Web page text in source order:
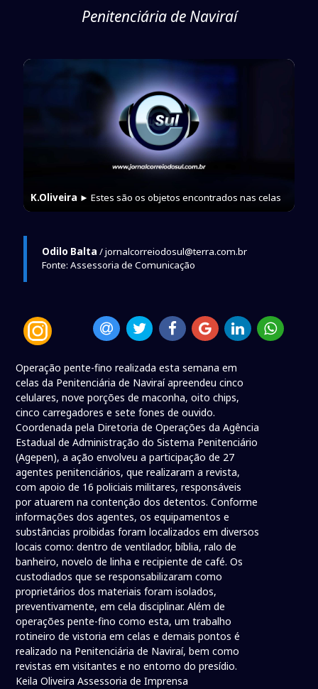
Penitenciária de Naviraí
K.Oliveira ► Estes são os objetos encontrados nas celas
Odilo Balta / jornalcorreiodosul@terra.com.br
Fonte: Assessoria de Comunicação
Operação pente-fino realizada esta semana em
celas da Penitenciária de Naviraí apreendeu cinco
celulares, nove porções de maconha, oito chips,
cinco carregadores e sete fones de ouvido.
Coordenada pela Diretoria de Operações da Agência
Estadual de Administração do Sistema Penitenciário
(Agepen), a ação envolveu a participação de 27
agentes penitenciários, que realizaram a revista,
com apoio de 16 policiais militares, responsáveis
por atuarem na contenção dos detentos. Conforme
informações dos agentes, os equipamentos e
substâncias proibidas foram localizados em diversos
locais como: dentro de ventilador, bíblia, ralo de
banheiro, novelo de linha e recipiente de café. Os
custodiados que se responsabilizaram como
proprietários dos materiais foram isolados,
preventivamente, em cela disciplinar. Além de
operações pente-fino como esta, um trabalho
rotineiro de vistoria em celas e demais pontos é
realizado na Penitenciária de Naviraí, bem como
revistas em visitantes e no entorno do presídio.
Keila Oliveira Assessoria de Imprensa